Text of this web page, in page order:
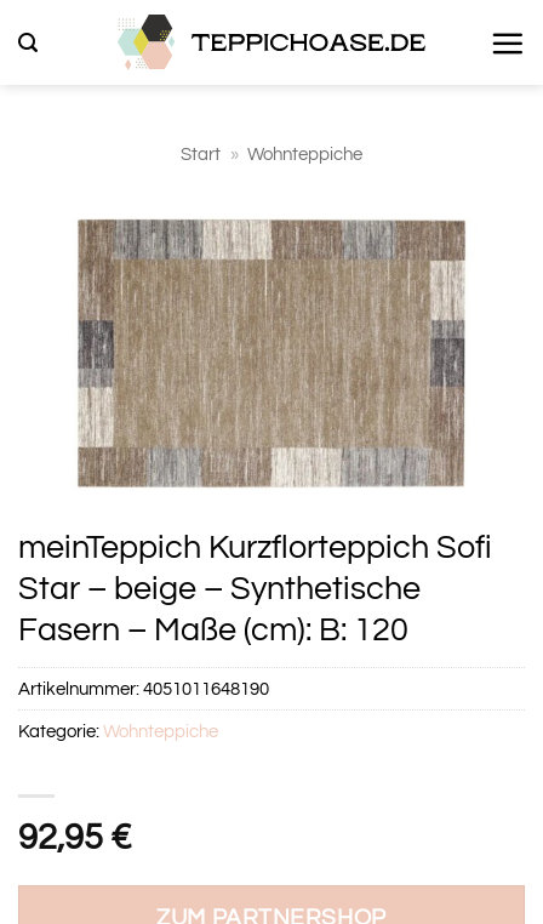
Inhalt
Start » Wohnteppiche
meinTeppich Kurzflorteppich Sofi
Star – beige – Synthetische
Fasern – Maße (cm): B: 120
92,95 €
ZUM PARTNERSHOP
Artikelnummer:4051011648190
Kategorie:Wohnteppiche